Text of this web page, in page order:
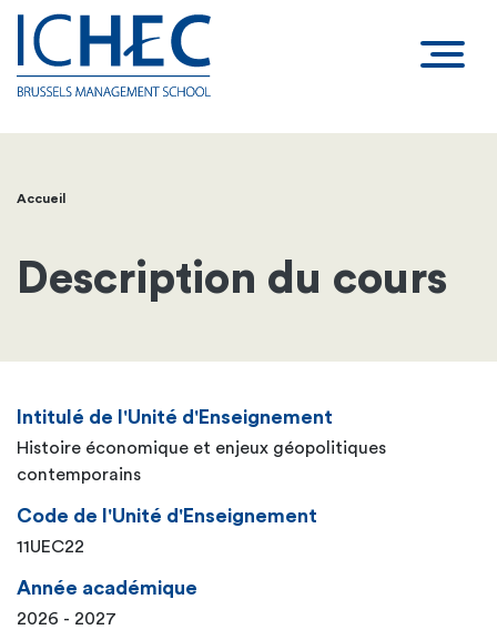
Fil
d'Ariane
Accueil
Description du cours
Intitulé de l'Unité d'Enseignement
Histoire économique et enjeux géopolitiques
contemporains
Code de l'Unité d'Enseignement
11UEC22
Année académique
2026 - 2027